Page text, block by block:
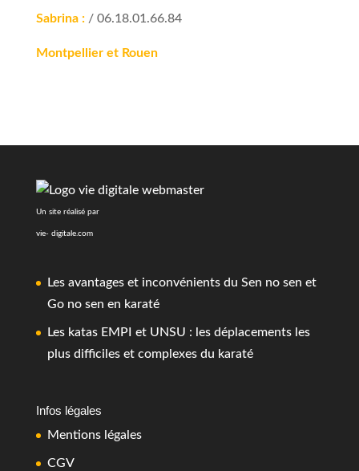
Sabrina : / 06.18.01.66.84
Montpellier et Rouen
Un site réalisé par
vie- digitale.com
Les avantages et inconvénients du Sen no sen et
Go no sen en karaté
Les katas EMPI et UNSU : les déplacements les
plus difficiles et complexes du karaté
Infos légales
Mentions légales
CGV